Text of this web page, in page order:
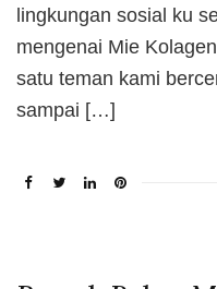
lingkungan sosial ku
mengenai Mie
satu teman kami
sampai […]